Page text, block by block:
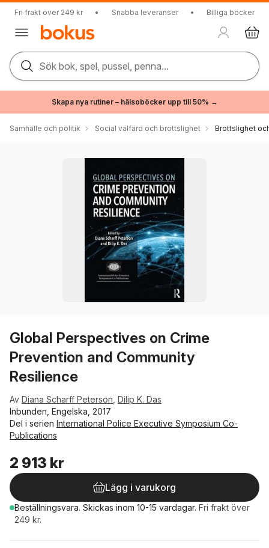
Fri frakt över 249 kr • Snabba leveranser • Billiga böcker
Sök bok, spel, pussel, penna...
Skapa nya rutiner – hälsoböcker upp till 50% →
Samhälle och politik Social välfärd och brottslighet Brottslighet
Global Perspectives on Crime
Prevention and Community
Resilience
Av Diana Scharff Peterson Dilip K. Das
Inbunden, Engelska, 2017
Del i serien International Police Executive Symposium Co-
Publications
2 913 kr
Lägg i varukorg
Beställningsvara. Skickas inom 10-15 vardagar. Fri frakt över
249 kr.